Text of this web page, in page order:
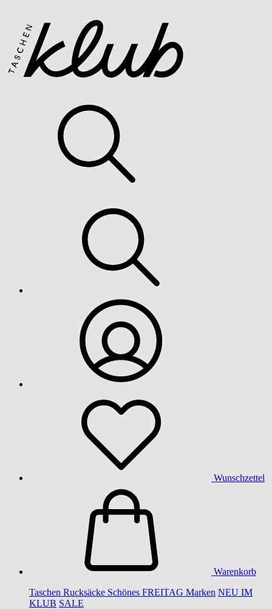
Wunschzettel
Warenkorb
Taschen Rucksäcke Schönes FREITAG Marken NEU IM
KLUB SALE